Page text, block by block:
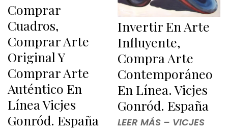
Comprar
Cuadros,
Comprar Arte
Original Y
Comprar Arte
Auténtico En
Línea Vicjes
Gonród. España
Invertir En Arte
Influyente,
Compra Arte
Contemporáneo
En Línea. Vicjes
Gonród. España
LEER MÁS – VICJES